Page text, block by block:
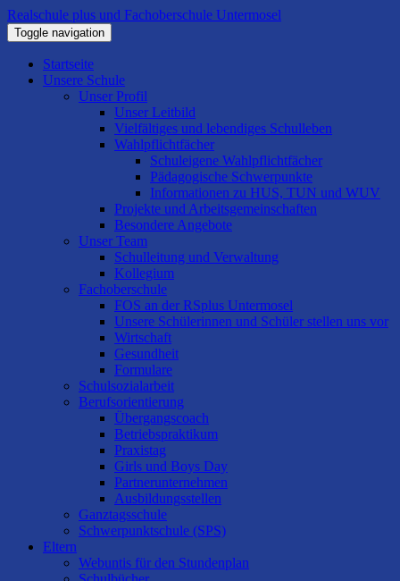
Realschule plus und Fachoberschule Untermosel
Toggle navigation
Startseite
Unsere Schule
Unser Profil
Unser Leitbild
Vielfältiges und lebendiges Schulleben
Wahlpflichtfächer
Schuleigene Wahlpflichtfächer
Pädagogische Schwerpunkte
Informationen zu HUS, TUN und WUV
Projekte und Arbeitsgemeinschaften
Besondere Angebote
Unser Team
Schulleitung und Verwaltung
Kollegium
Fachoberschule
FOS an der RSplus Untermosel
Unsere Schülerinnen und Schüler stellen uns vor
Wirtschaft
Gesundheit
Formulare
Schulsozialarbeit
Berufsorientierung
Übergangscoach
Betriebspraktikum
Praxistag
Girls und Boys Day
Partnerunternehmen
Ausbildungsstellen
Ganztagsschule
Schwerpunktschule (SPS)
Eltern
Webuntis für den Stundenplan